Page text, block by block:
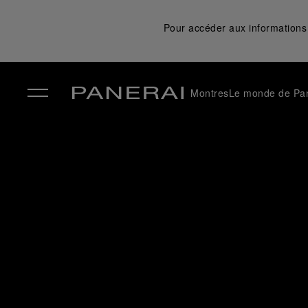
Pour accéder aux
MontresLe monde de